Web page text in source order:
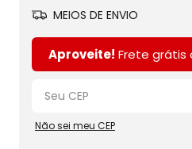
MEIOS DE ENVIO
Aproveite! Frete grátis
Não sei meu CEP